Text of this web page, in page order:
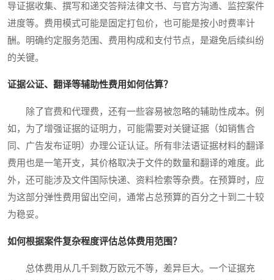
导证据收集、撰写和递交答辩法律文书、与官方沟通、监控案件
进度等。费用模式可能是固定打包价，也可能是按小时费率计
酬。明确约定服务范围、费用构成和支付节点，是避免后续纠纷
的关键。
证据公证、翻译等辅助性费用如何估算？
除了官费和代理费，还有一些容易被忽略的辅助性成本。例
如，为了增强证据的证明力，可能需要对关键证据（如销售合
同、广告发布证明）办理公证认证。所有非法语证据材料的翻译
费用也是一笔开支，其价格取决于文件的数量和翻译的难度。此
外，还可能涉及文件国际快递、资料检索等杂费。在预算时，应
为这部分弹性费用留出空间，通常占总预算的百分之十到二十较
为稳妥。
如何根据案件复杂程度评估总体费用范围？
总体费用从几千到数万欧元不等，差异巨大。一个证据充